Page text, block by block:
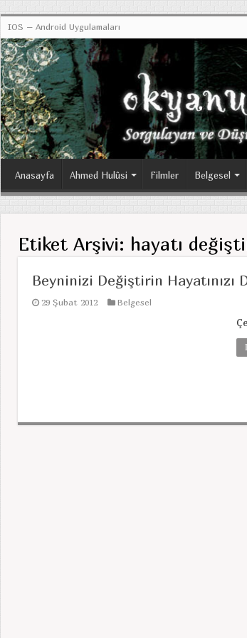
IOS – Android Uygulamaları
Anasayfa Ahmed Hulûsi Filmler Belgesel
Etiket Arşivi: hayatı
Beyninizi Değiştirin Hayatınızı
29 Şubat 2012 Belgesel